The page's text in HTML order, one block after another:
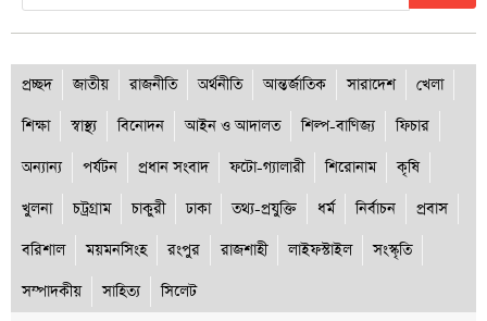
প্রচ্ছদ জাতীয় রাজনীতি অর্থনীতি আন্তর্জাতিক সারাদেশ
খেলা
শিক্ষা
স্বাস্থ্য বিনোদন আইন ও আদালত শিল্প-বাণিজ্য
ফিচার
অন্যান্য
পর্যটন প্রধান সংবাদ ফটো-গ্যালারী শিরোনাম
কৃষি
খুলনা
চট্রগ্রাম চাকুরী ঢাকা তথ্য-প্রযুক্তি ধর্ম নির্বাচন
প্রবাস
বরিশাল
ময়মনসিংহ রংপুর রাজশাহী লাইফস্টাইল
সংস্কৃতি
সম্পাদকীয়
সাহিত্য সিলেট